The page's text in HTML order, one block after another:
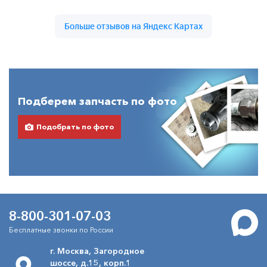
Подберем запчасть по фото
Подобрать по фото
8-800-301-07-03
Бесплатные звонки по России
г. Москва, Загородное
шоссе, д.15, корп.1